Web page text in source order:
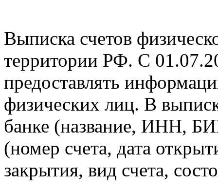
Выписка счетов
территории РФ. С
предоставлять
физических лиц. В
банке (название, ИНН,
(номер счета, дата
закрытия, вид счета,